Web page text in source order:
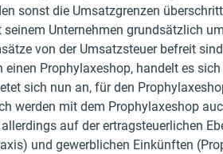
sonst die Umsatzgrenzen
Unternehmen grundsätzlich
von der Umsatzsteuer befreit
Prophylaxeshop, handelt es
sich nun an, für den
werden mit dem Prophylaxeshop
auf der ertragsteuerlichen
und gewerblichen Einkünften